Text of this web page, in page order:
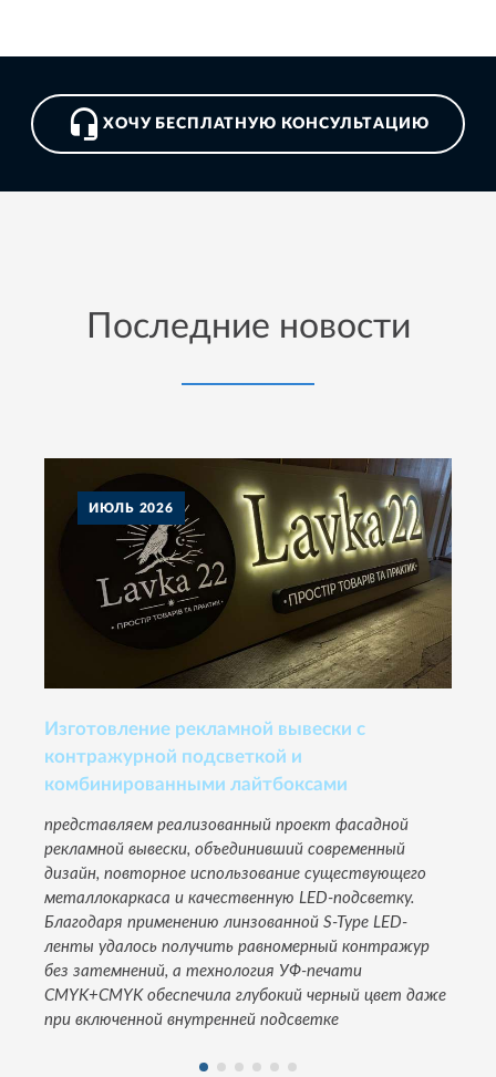
ХОЧУ БЕСПЛАТНУЮ КОНСУЛЬТАЦИЮ
Последние новости
ИЮЛЬ 2026
Изготовление рекламной вывески с
контражурной подсветкой и
комбинированными лайтбоксами
представляем реализованный проект фасадной
рекламной вывески, объединивший современный
дизайн, повторное использование существующего
металлокаркаса и качественную LED-подсветку.
Благодаря применению линзованной S-Type LED-
ленты удалось получить равномерный контражур
без затемнений, а технология УФ-печати
CMYK+CMYK обеспечила глубокий черный цвет даже
при включенной внутренней подсветке